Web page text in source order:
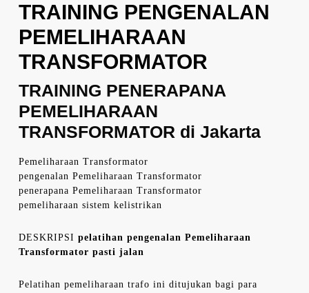
TRAINING PENGENALAN
PEMELIHARAAN
TRANSFORMATOR
TRAINING PENERAPANA
PEMELIHARAAN
TRANSFORMATOR di Jakarta
Pemeliharaan Transformator
pengenalan Pemeliharaan Transformator
penerapana Pemeliharaan Transformator
pemeliharaan sistem kelistrikan
DESKRIPSI pelatihan pengenalan Pemeliharaan
Transformator pasti jalan
Pelatihan pemeliharaan trafo ini ditujukan bagi para